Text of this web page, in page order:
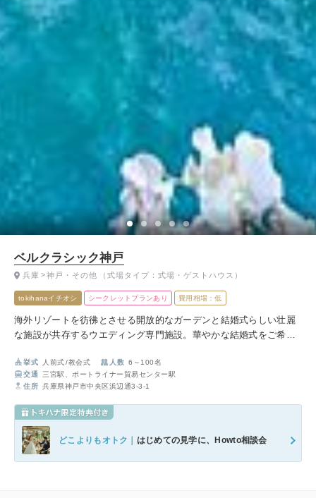
ベルクラシック神戸
tokihanaイチオシ シークレットプランあり 費用相場：低
海外リゾートを彷彿とさせる開放的なガーデンと結婚式らしい壮麗
な施設が共存するウエディング専門施設。華やかな結婚式をご希望
兵庫 神戸・その他 （式場タイプ：式場・ゲストハウス）
挙式 人前式 教会式 人数 6～100名
交通
三宮駅、ポートライナー貿易センター駅
住所 兵庫県神戸市中央区浜辺通3-3-1
どこよりもオトク｜ はじめての見学に、Howto相談会